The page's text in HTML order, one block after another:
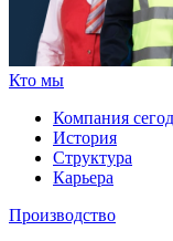
Кто мы
Компания
История
Структура
Карьера
Производство